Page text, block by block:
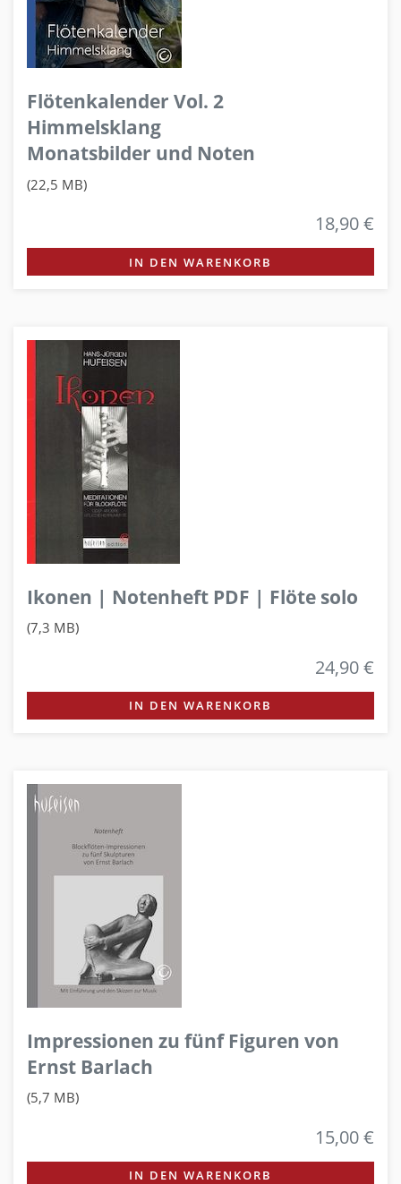
Flötenkalender Vol. 2
Himmelsklang
Monatsbilder und Noten
(22,5 MB)
18,90 €
IN DEN WARENKORB
Ikonen | Notenheft PDF | Flöte solo
(7,3 MB)
24,90 €
IN DEN WARENKORB
Impressionen zu fünf Figuren von
Ernst Barlach
(5,7 MB)
15,00 €
IN DEN WARENKORB